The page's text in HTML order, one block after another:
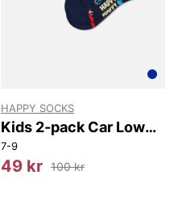
HAPPY SOCKS
Kids 2-pack Car Low
Socks
7-9
49 kr 100 kr